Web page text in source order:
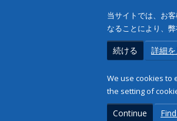
当サイトでは、お
なることにより、
続ける 詳細
We use cookies to
the setting of
Continue